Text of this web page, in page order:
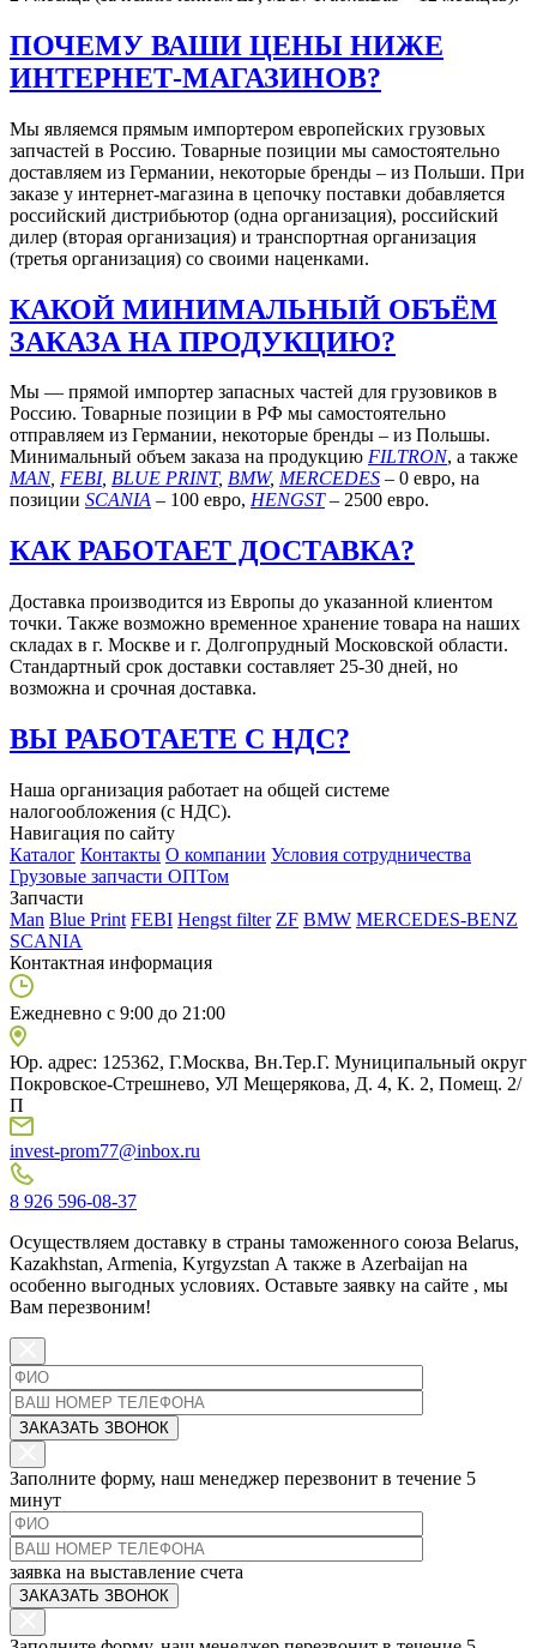
ПОЧЕМУ ВАШИ ЦЕНЫ НИЖЕ
ИНТЕРНЕТ-МАГАЗИНОВ?
Мы являемся прямым импортером европейских грузовых
запчастей в Россию. Товарные позиции мы самостоятельно
доставляем из Германии, некоторые бренды – из Польши. При
заказе у интернет-магазина в цепочку поставки добавляется
российский дистрибьютор (одна организация), российский
дилер (вторая организация) и транспортная организация
(третья организация) со своими наценками.
КАКОЙ МИНИМАЛЬНЫЙ ОБЪЁМ
ЗАКАЗА НА ПРОДУКЦИЮ?
Мы — прямой импортер запасных частей для грузовиков в
Россию. Товарные позиции в РФ мы самостоятельно
отправляем из Германии, некоторые бренды – из Польшы.
Минимальный объем заказа на продукцию FILTRON, а также
MAN, FEBI, BLUE PRINT, BMW, MERCEDES – 0 евро, на
позиции SCANIA – 100 евро, HENGST– 2500 евро.
КАК РАБОТАЕТ ДОСТАВКА?
Доставка производится из Европы до указанной клиентом
точки. Также возможно временное хранение товара на наших
складах в г. Москве и г. Долгопрудный Московской области.
Стандартный срок доставки составляет 25-30 дней, но
возможна и срочная доставка.
ВЫ РАБОТАЕТЕ С НДС?
Наша организация работает на общей системе
налогообложения (с НДС).
Навигация по сайту
Каталог Контакты О компании Условия сотрудничества
Грузовые запчасти ОПТом
Запчасти
Man Blue Print FEBI Hengst filter ZF BMW MERCEDES-BENZ
SCANIA
Контактная информация
Ежедневно с 9:00 до 21:00
Юр. адрес: 125362, Г.Москва, Вн.Тер.Г. Муниципальный округ
Покровское-Стрешнево, УЛ Мещерякова, Д. 4, К. 2, Помещ. 2/
П
invest-prom77@inbox.ru
8 926 596-08-37
Осуществляем доставку в страны таможенного союза Belarus,
Kazakhstan, Armenia, Kyrgyzstan А также в Azerbaijan на
особенно выгодных условиях. Оставьте заявку на сайте , мы
Вам перезвоним!
Заполните форму, наш менеджер перезвонит в течение 5
минут
заявка на выставление счета